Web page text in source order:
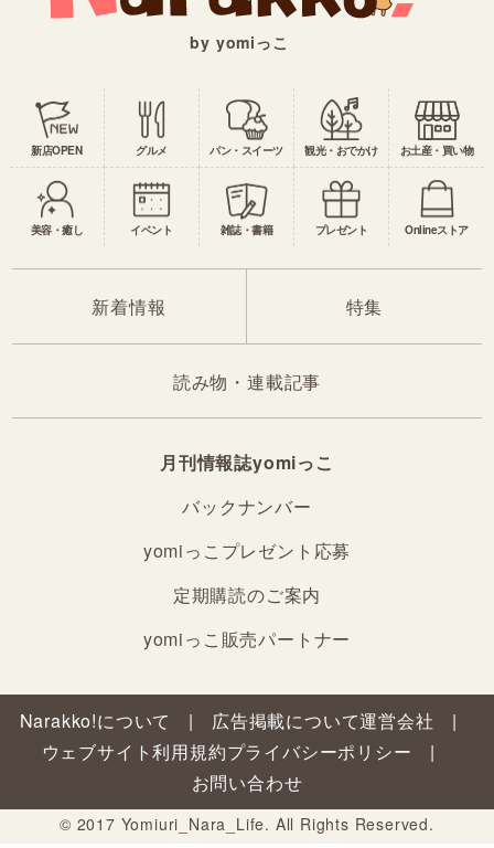
by yomiっこ
新店OPEN グルメ パン・スイーツ 観光・おでかけ お土産・買い物
美容・癒し イベント 雑誌・書籍 プレゼント Onlineストア
新着情報 特集
読み物・連載記事
月刊情報誌yomiっこ
バックナンバー
yomiっこプレゼント応募
定期購読のご案内
yomiっこ販売パートナー
Narakko!について 広告掲載について運営会社
ウェブサイト利用規約プライバシーポリシー
お問い合わせ
© 2017 Yomiuri_Nara_Life. All Rights Reserved.